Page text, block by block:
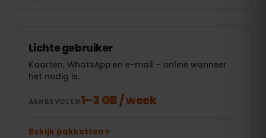
Lichte gebruiker
Kaarten, WhatsApp en e-mail – online wanneer
het nodig is.
AANBEVOLEN1–3 GB / week
Bekijk pakketten